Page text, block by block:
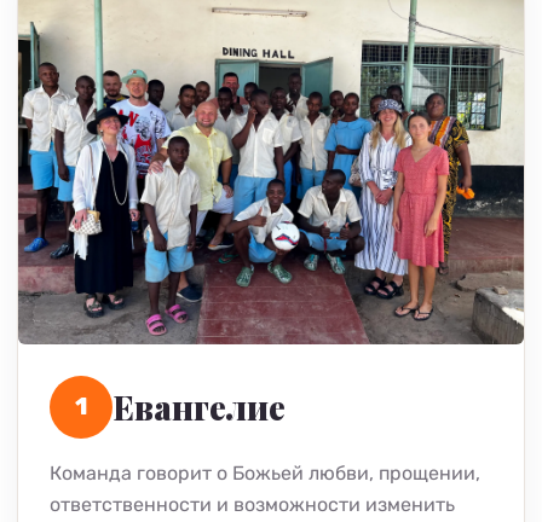
1 Евангелие
Команда говорит о Божьей любви, прощении,
ответственности и возможности изменить